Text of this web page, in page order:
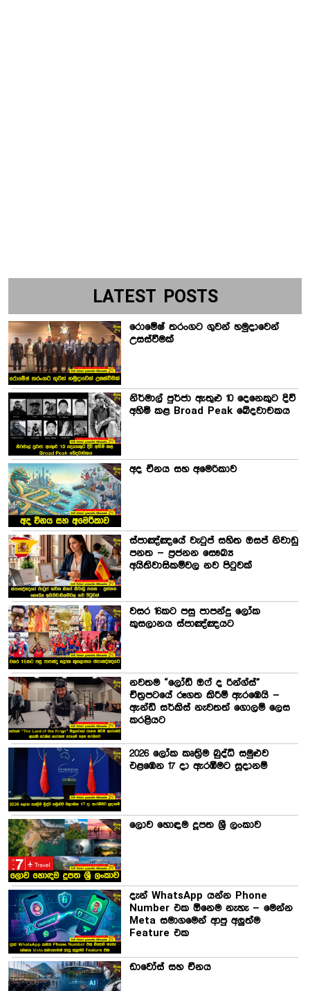
LATEST POSTS
රොමේෂ් තරංගට ගුවන් හමුදාවෙන්
උසස්වීමක්
නිර්මාල් පුර්ජා ඇතුළු 10 දෙනෙකුට දිවි
අහිමි කළ Broad Peak ඛේදවාචකය
අද චීනය සහ අමෙරිකාව
ස්පාඤ්ඤයේ වැටුප් සහිත ඔසප් නිවාඩු
පනත – ප්‍රජනන සෞඛ්‍ය
අයිතිවාසිකම්වල නව පිටුවක්
වසර 16කට පසු පාපන්දු ලෝක
කුසලානය ස්පාඤ්ඤයට
නවතම “ලෝඩ් ඔෆ් ද රින්ග්ස්”
චිත්‍රපටයේ රූගත කිරීම් ඇරඹෙයි –
ඇන්ඩි සර්කිස් නැවතත් ගොලම් ලෙස
කරළියට
2026 ලෝක කෘත්‍රිම බුද්ධි සමුළුව
එළඹෙන 17 දා ඇරඹීමට සූදානම්
ලොව හොඳම දූපත ශ්‍රී ලංකාව
දැන් WhatsApp යන්න Phone
Number එක ඕනෙම නැහැ – මෙන්න
Meta සමාගමෙන් ආපු අලුත්ම
Feature එක
ඩාවෝස් සහ චීනය